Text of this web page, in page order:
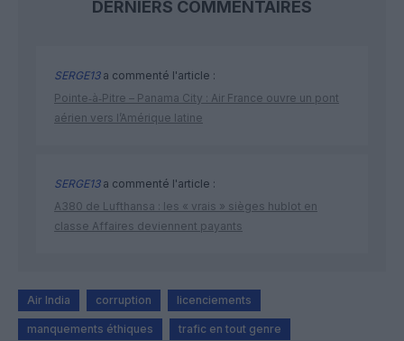
DERNIERS COMMENTAIRES
SERGE13a commenté l'article :
Pointe‑à‑Pitre – Panama City : Air France ouvre un pont
aérien vers l’Amérique latine
SERGE13a commenté l'article :
A380 de Lufthansa : les « vrais » sièges hublot en
classe Affaires deviennent payants
Air India corruption licenciements
manquements éthiques trafic en tout genre